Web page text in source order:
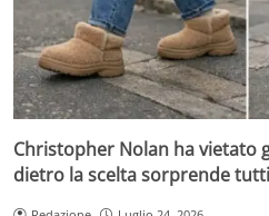
Christopher Nolan ha vietato
dietro la scelta sorprende tutti